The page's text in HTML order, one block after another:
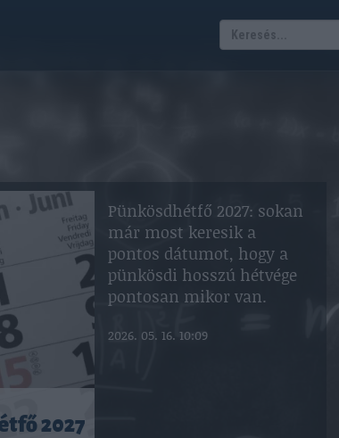
2027
Pünkösdhétfő 2027: sokan
már most keresik a
pontos dátumot, hogy a
pünkösdi hosszú hétvége
pontosan mikor van.
2026. 05. 16. 10:09